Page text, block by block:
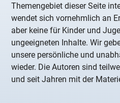
Themengebiet dieser Seite
wendet sich vornehmlich an
aber keine für Kinder und
ungeeigneten Inhalte. Wir
unsere persönliche und
wieder. Die Autoren sind
und seit Jahren mit der